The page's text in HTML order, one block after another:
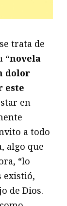
trata de
“novela
dolor
este
en
a todo
algo que
“lo
existió,
de Dios.